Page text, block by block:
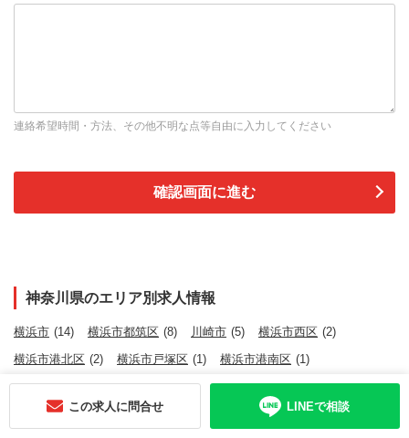
連絡希望時間・方法、その他不明な点等自由に入力してください
神奈川県のエリア別求人情報
横浜市 (14) 横浜市都筑区 (8) 川崎市 (5) 横浜市西区 (2)
横浜市港北区 (2) 横浜市戸塚区 (1) 横浜市港南区 (1)
川崎市川崎区 (1) 川崎市幸区 (1) 川崎市中原区 (1)
川崎市高津区 (1) 川崎市多摩区
この求人に問合せ LINEで相談